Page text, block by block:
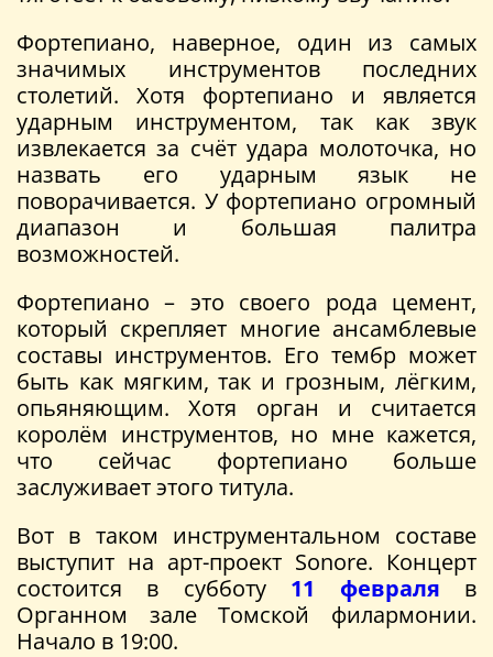
Фортепиано, наверное, один из самых
значимых инструментов последних
столетий. Хотя фортепиано и является
ударным инструментом, так как звук
извлекается за счёт удара молоточка, но
назвать его ударным язык не
поворачивается. У фортепиано огромный
диапазон и большая палитра
возможностей.
Фортепиано – это своего рода цемент,
который скрепляет многие ансамблевые
составы инструментов. Его тембр может
быть как мягким, так и грозным, лёгким,
опьяняющим. Хотя орган и считается
королём инструментов, но мне кажется,
что сейчас фортепиано больше
заслуживает этого титула.
Вот в таком инструментальном составе
выступит на арт-проект Sonore. Концерт
состоится в субботу 11 февраля
в
Органном зале Томской филармонии.
Начало в 19:00.